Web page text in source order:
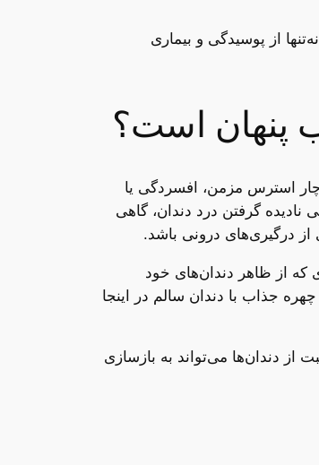
از پوسیدگی و بیماری
پنهان است؟
استرس مزمن، افسردگی یا
گرفتن درد دندان، گاهی
درگیری‌های درونی باشد.
که از ظاهر دندان‌های خود
جذاب با دندان سالم در اینجا
دندان‌ها می‌تواند به بازسازی